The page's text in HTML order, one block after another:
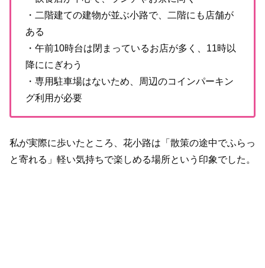
・二階建ての建物が並ぶ小路で、二階にも店舗が
ある
・午前10時台は閉まっているお店が多く、11時以
降ににぎわう
・専用駐車場はないため、周辺のコインパーキン
グ利用が必要
私が実際に歩いたところ、花小路は「散策の途中でふらっ
と寄れる」軽い気持ちで楽しめる場所という印象でした。